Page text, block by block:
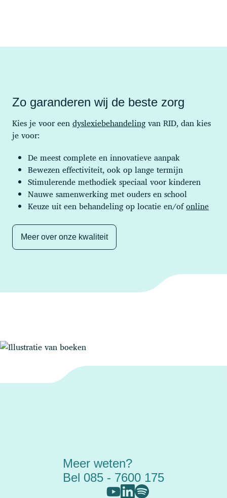
Zo garanderen wij de beste zorg
Kies je voor eendyslexiebehandelingvan RID, dan kies
je voor:
De meest complete en innovatieve aanpak
Bewezen effectiviteit, ook op lange termijn
Stimulerende methodiek speciaal voor kinderen
Nauwe samenwerking met ouders en school
Keuze uit een behandeling op locatie en/ofonline
Meer over onze kwaliteit
Meer weten?
Bel 085 - 7600 175